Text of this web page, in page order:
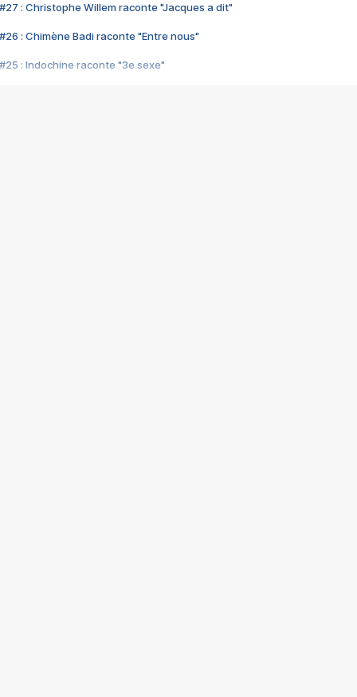
#27 : Christophe Willem raconte "Jacques a dit"
#26 : Chimène Badi raconte "Entre nous"
#25 : Indochine raconte "3e sexe"